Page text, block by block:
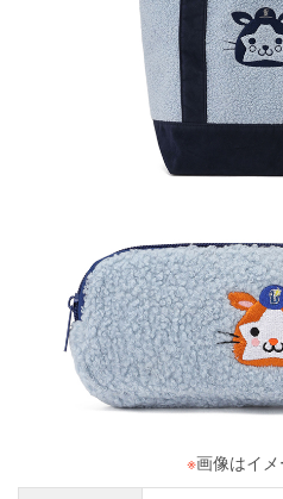
※画像はイ